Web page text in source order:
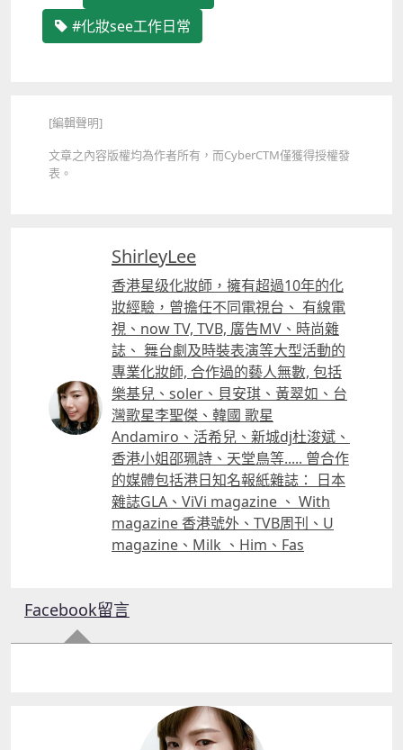
#化妝see工作日常
[編輯聲明]
文章之內容版權均為作者所有，而CyberCTM僅獲得授權發
表。
ShirleyLee
香港星级化妝師，擁有超過10年的化
妝經驗，曾擔任不同電視台、 有線電
視、now TV, TVB, 廣告MV、時尚雜
誌、 舞台劇及時裝表演等大型活動的
專業化妝師, 合作過的藝人無數, 包括
樂基兒、soler、貝安琪、黃翠如、台
灣歌星李聖傑、韓國 歌星
Andamiro、活希兒、新城dj杜浚斌、
香港小姐邵珮詩、天堂鳥等..... 曾合作
的媒體包括港日知名報紙雜誌： 日本
雜誌GLA、ViVi magazine 、 With
magazine 香港號外、TVB周刊、U
magazine、Milk 、Him、Fas
Facebook留言